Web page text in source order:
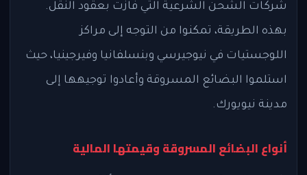
شركات الشحن الشرعية التي فازت بعقود النقل.
بهذه الطريقة، تمكنوا من التوجه إلى مراكز
اللوجستيات في نيوجيرسي وبنسلفانيا وفيرجينيا، حيث
استلموا البضائع المسروقة وأعادوا توجيهها إلى
مدينة نيويورك.
أنواع البضائع المسروقة وقيمتها المالية